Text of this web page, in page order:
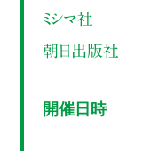
ミシマ社
朝日出版社
開催日時